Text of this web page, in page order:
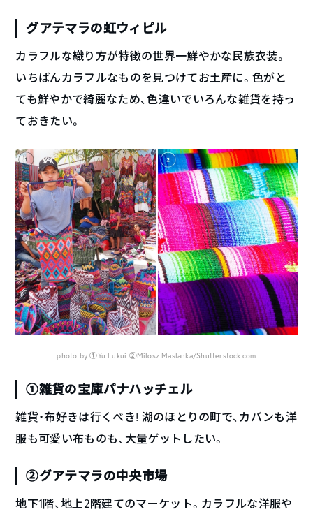
グアテマラの虹ウィピル
カラフルな織り方が特徴の世界一鮮やかな民族衣装。
いちばんカラフルなものを見つけてお土産に。色がと
ても鮮やかで綺麗なため、色違いでいろんな雑貨を持っ
ておきたい。
photo by ①Yu Fukui ②Milosz Maslanka/Shutterstock.com
①雑貨の宝庫パナハッチェル
雑貨・布好きは行くべき! 湖のほとりの町で、カバンも洋
服も可愛い布ものも、大量ゲットしたい。
②グアテマラの中央市場
地下1階、地上2階建てのマーケット。カラフルな洋服や